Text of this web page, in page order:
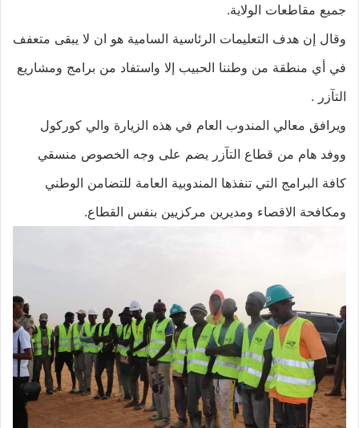
جميع مقاطعات الولاية.
وقال إن هدف التعليمات الرئاسية السامية هو ان لا يبقى متعفف
في أي منطقة من وطننا الحبيب إلا واستفاد من برامج ومشاريع
التآزر .
ويرافق معالي المندوب العام في هذه الزيارة والي كوركول
ووفد هام من قطاع التآزر يضم على وجه الخصوص منسقي
كافة البرامج التي تنفذها المندوبية العامة للتضامن الوطني
ومكافحة الاقصاء ومديرين مركزيين بنفس القطاع.